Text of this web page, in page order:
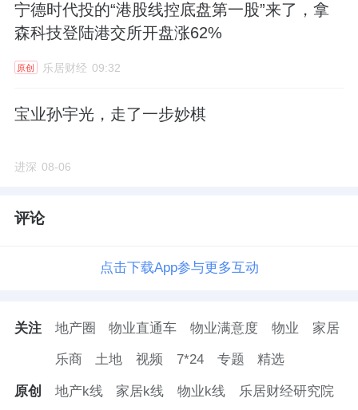
宁德时代投的“港股线控底盘第一股”来了，拿
森科技登陆港交所开盘涨62%
原创 乐居财经 09:32
宝业孙宇光，走了一步妙棋
进深 08-06
评论
点击下载App参与更多互动
关注 地产圈 物业直通车 物业满意度 物业 家居
乐商 土地 视频 7*24 专题 精选
原创 地产k线 家居k线 物业k线 乐居财经研究院